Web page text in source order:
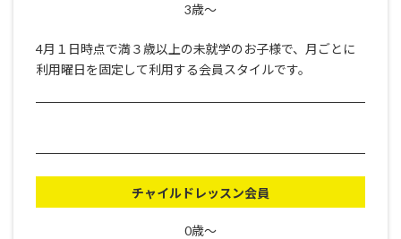
3歳～
4月１日時点で満３歳以上の未就学のお子様で、月ごとに
利用曜日を固定して利用する会員スタイルです。
チャイルドレッスン会員
0歳～